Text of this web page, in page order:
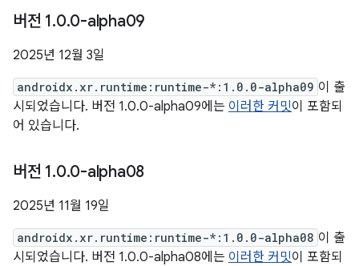
버전 1.0.0-alpha09
2025년 12월 3일
androidx.xr.runtime:runtime-*:1.0.0-alpha09 이 출
시되었습니다. 버전 1.0.0-alpha09에는 이러한 커밋이 포함되
어 있습니다.
버전 1.0.0-alpha08
2025년 11월 19일
androidx.xr.runtime:runtime-*:1.0.0-alpha08 이 출
시되었습니다. 버전 1.0.0-alpha08에는 이러한 커밋이 포함되